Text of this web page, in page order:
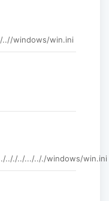
windows/win.ini
.././../.../.././windows/win.ini